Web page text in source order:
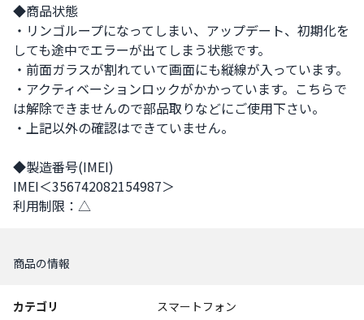
◆商品状態
・リンゴループになってしまい、アップデート、初期化を
しても途中でエラーが出てしまう状態です。
・前面ガラスが割れていて画面にも縦線が入っています。
・アクティベーションロックがかかっています。こちらで
は解除できませんので部品取りなどにご使用下さい。
・上記以外の確認はできていません。
◆製造番号(IMEI)
IMEI＜356742082154987＞
利用制限：△
商品の情報
カテゴリ スマートフォン